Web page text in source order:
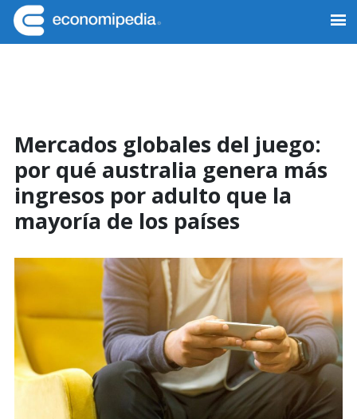
Saltar
a
la
Saltar
al
contenido
Saltar
a
la
Saltar
al
pie
Economipedia
Haciendo
Mercados globales del juego:
por qué australia genera más
ingresos por adulto que la
mayoría de los países